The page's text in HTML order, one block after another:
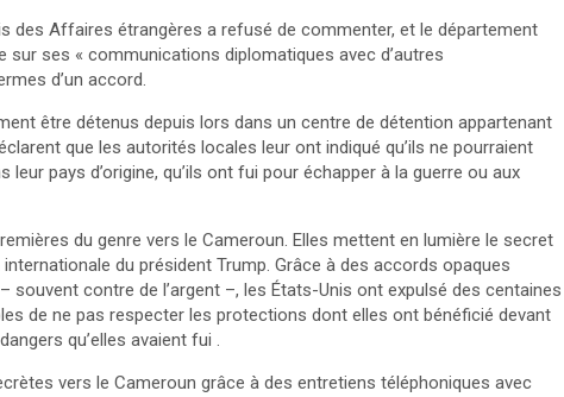
des Affaires étrangères a refusé de commenter, et le département
sur ses « communications diplomatiques avec d’autres
d’un accord.
être détenus depuis lors dans un centre de détention appartenant
que les autorités locales leur ont indiqué qu’ils ne pourraient
pays d’origine, qu’ils ont fui pour échapper à la guerre ou aux
du genre vers le Cameroun. Elles mettent en lumière le secret
du président Trump. Grâce à des accords opaques
contre de l’argent –, les États-Unis ont expulsé des centaines
de ne pas respecter les protections dont elles ont bénéficié devant
qu’elles avaient fui .
vers le Cameroun grâce à des entretiens téléphoniques avec